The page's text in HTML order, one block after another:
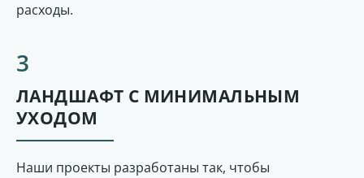
расходы.
ЛАНДШАФТ С МИНИМАЛЬНЫМ
УХОДОМ
Наши проекты разработаны так, чтобы